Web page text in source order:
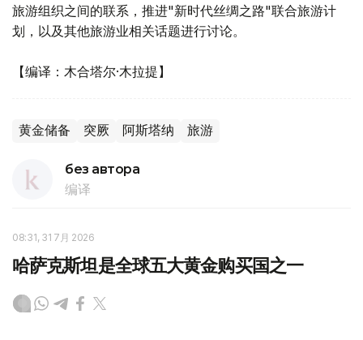
旅游组织之间的联系，推进"新时代丝绸之路"联合旅游计
划，以及其他旅游业相关话题进行讨论。
【编译：木合塔尔·木拉提】
黄金储备 突厥 阿斯塔纳 旅游
без автора
编译
08:31, 31 7月 2026
哈萨克斯坦是全球五大黄金购买国之一